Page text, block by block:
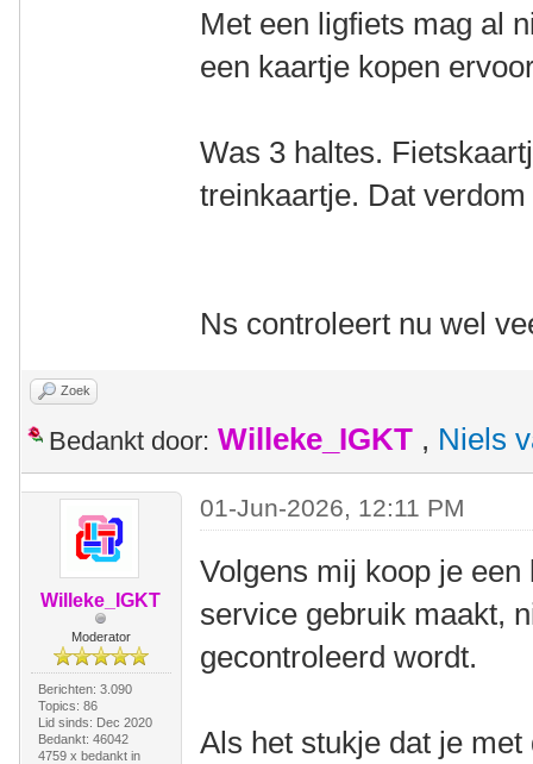
Met een ligfiets mag al
een kaartje kopen
Was 3 haltes.
treinkaartje. Dat
Ns controleert nu wel
Zoek
Bedankt door: Willeke_IGKT , Niels
Willeke_IGKT
Moderator
Berichten: 3.090
Topics: 86
Lid sinds: Dec 2020
Bedankt: 46042
4759 x bedankt in
01-Jun-2026, 12:11 PM
Volgens mij koop je
service gebruik maakt,
gecontroleerd wordt.
Als het stukje dat je